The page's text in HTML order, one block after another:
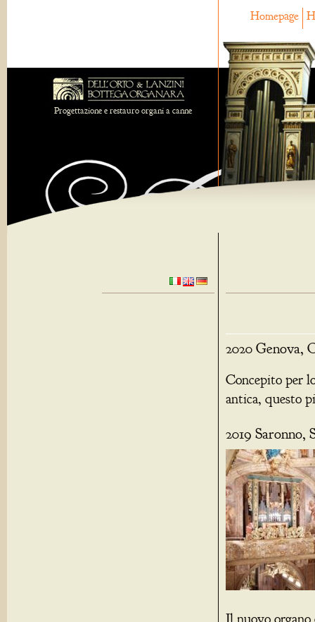
Homepage
Progettazione e restauro organi a canne
2020 Genova,
Concepito per
antica, questo
2019